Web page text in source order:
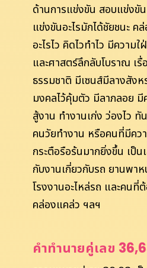
ด้านการแข่งขัน สอบแข่งขั
แข่งขันอะไรมักได้ชัยชนะ ค
อะไรไว คิดไวทำไว มีความใ
และศาสตร์ลึกลับโบราณ เ
ธรรมชาติ มีเซนส์มีลางสัง
มงคลไว้คุ้มตัว มีลาภลอย
สู้งาน ทำงานเก่ง ว่องไว ทั
คนวัยทำงาน หรือคนที่มีคว
กระตือรือร้นมากยิ่งขึ้น เป็น
กับงานเกี่ยวกับรถ ยานพา
โรงงานอะไหล่รถ และคนที่
คล่องแคล่ว ฯลฯ
คำทำนายคู่เลข